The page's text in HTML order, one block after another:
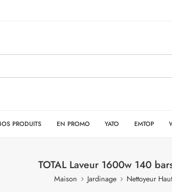
PRODUITS EN PROMO YATO EMTOP
TOTAL Laveur 1600w 140
Maison Jardinage Nettoyeur